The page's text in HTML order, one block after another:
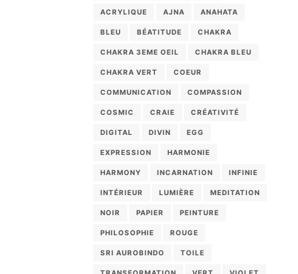
ACRYLIQUE AJNA ANAHATA
BLEU BÉATITUDE CHAKRA
CHAKRA 3EME OEIL CHAKRA BLEU
CHAKRA VERT COEUR
COMMUNICATION COMPASSION
COSMIC CRAIE CRÉATIVITÉ
DIGITAL DIVIN EGG
EXPRESSION HARMONIE
HARMONY INCARNATION INFINIE
INTÉRIEUR LUMIÈRE MEDITATION
NOIR PAPIER PEINTURE
PHILOSOPHIE ROUGE
SRI AUROBINDO TOILE